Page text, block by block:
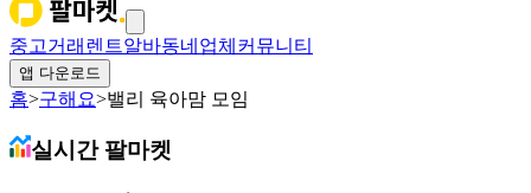
중고거래 렌트알바동네업체 커뮤니티
앱 다운로드
홈>구해요>밸리 육아맘 모임
실시간 팔마켓